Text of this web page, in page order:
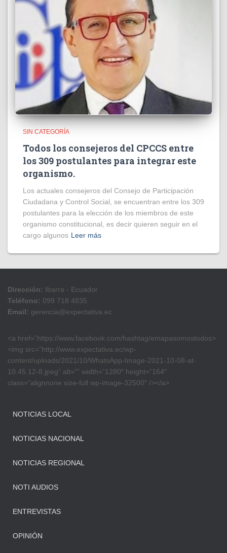
SIN CATEGORÍA
Todos los consejeros del CPCCS entre
los 309 postulantes para integrar este
organismo.
Los actuales consejeros del Consejo de Participación
Ciudadana y Control Social, se encuentran entre los 309
postulantes para la elección de los miembros de este
organismo constitucional, es decir quieren seguir en el
cargo algunos Leer más
Dirección: Ibarra - Ecuador
Teléfono: 099 718 4835
Email: gerencia@expectativa.ec
<a href=”https://www.facebook.com/hashtag/emapasomostodos>
<img src=”http://www.expectativa.ec/wp-
content/uploads/2021/10/WhatsApp-Image-2021-10-08-at-
10.45.12-8.jpeg” alt=”” width=”1280″ height=”164″
class=”alignnone size-full wp-image-32500″ /></a>
NOTICIAS LOCAL
NOTICIAS NACIONAL
NOTICIAS REGIONAL
NOTI AUDIOS
ENTREVISTAS
OPINIÓN